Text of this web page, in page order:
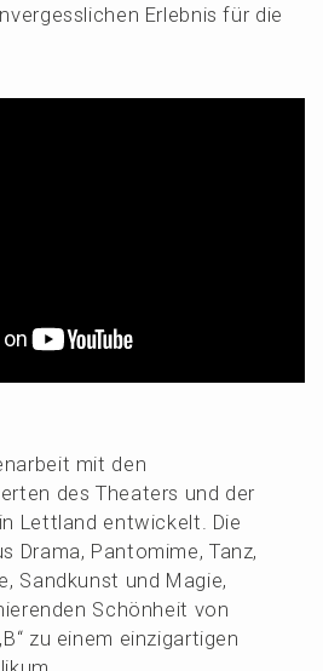
Erleb­nis für die
mit den
des Theaters und der
Lettland entwi­ckelt. Die
Drama, Panto­mi­me, Tanz,
Sandkunst und Magie,
Schön­heit von
zu einem einzig­ar­ti­gen